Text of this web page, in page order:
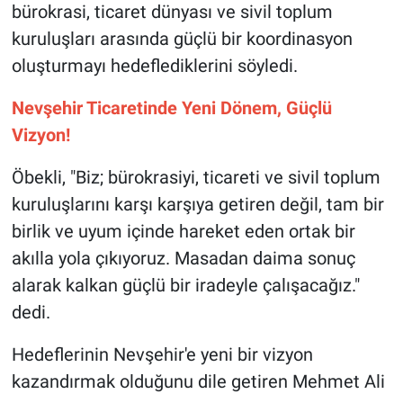
bürokrasi, ticaret dünyası ve sivil toplum
kuruluşları arasında güçlü bir koordinasyon
oluşturmayı hedeflediklerini söyledi.
Nevşehir Ticaretinde Yeni Dönem, Güçlü
Vizyon!
Öbekli, "Biz; bürokrasiyi, ticareti ve sivil toplum
kuruluşlarını karşı karşıya getiren değil, tam bir
birlik ve uyum içinde hareket eden ortak bir
akılla yola çıkıyoruz. Masadan daima sonuç
alarak kalkan güçlü bir iradeyle çalışacağız."
dedi.
Hedeflerinin Nevşehir'e yeni bir vizyon
kazandırmak olduğunu dile getiren Mehmet Ali
Haberde İnsan